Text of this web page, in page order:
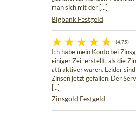
man sich mit der [...]
Bigbank Festgeld
(4,75)
Ich habe mein Konto bei
einiger Zeit erstellt, als die
attraktiver waren. Leider sind
Zinsen jetzt gefallen. Der
[...]
Zinsgold Festgeld